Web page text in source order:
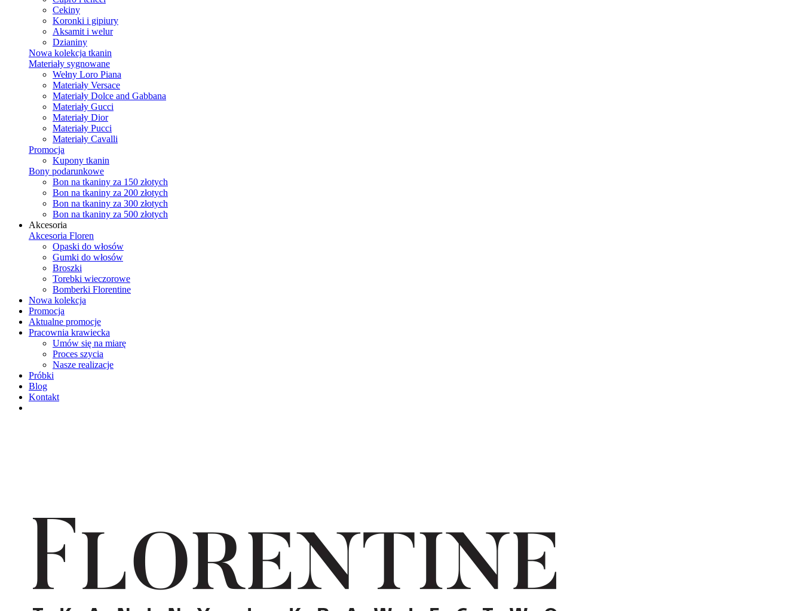
Cekiny
Koronki i gipiury
Aksamit i welur
Dzianiny
Nowa kolekcja tkanin
Materiały sygnowane
Wełny Loro Piana
Materiały Versace
Materiały Dolce and Gabbana
Materiały Gucci
Materiały Dior
Materiały Pucci
Materiały Cavalli
Promocja
Kupony tkanin
Bony podarunkowe
Bon na tkaniny za 150 złotych
Bon na tkaniny za 200 złotych
Bon na tkaniny za 300 złotych
Bon na tkaniny za 500 złotych
Akcesoria
Akcesoria Floren
Opaski do włosów
Gumki do włosów
Broszki
Torebki wieczorowe
Bomberki Florentine
Nowa kolekcja
Promocja
Aktualne promocje
Pracownia krawiecka
Umów się na miarę
Proces szycia
Nasze realizacje
Próbki
Blog
Kontakt